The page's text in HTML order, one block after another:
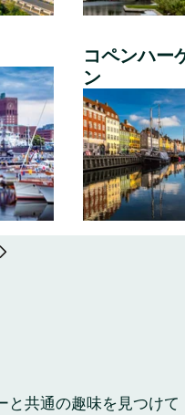
コペンハー
ン
と共通の趣味を見つけて